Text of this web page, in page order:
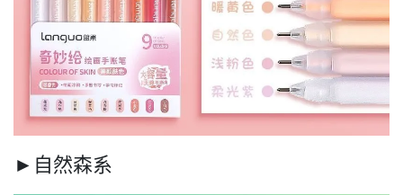
►自然森系